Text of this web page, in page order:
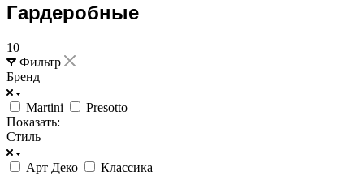
Гардеробные
10
Фильтр
Бренд
Martini
Presotto
Показать:
Стиль
Арт Деко
Классика